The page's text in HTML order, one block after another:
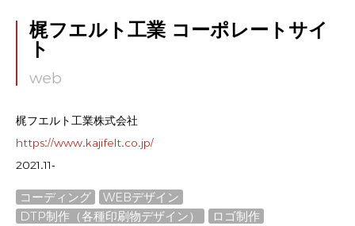
梶フエルト工業 コーポレートサイ
ト
web
梶フエルト工業株式会社
https://www.kajifelt.co.jp/
2021.11-
コーディング
WEBデザイン
DTP制作（各種印刷物デザイン）
ロゴ制作